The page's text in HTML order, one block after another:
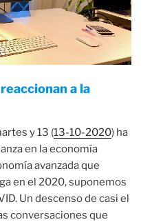
a la
y 13 (13-10-2020) ha
en la economía
avanzada que
en el 2020, suponemos
Un descenso de casi el
conversaciones que